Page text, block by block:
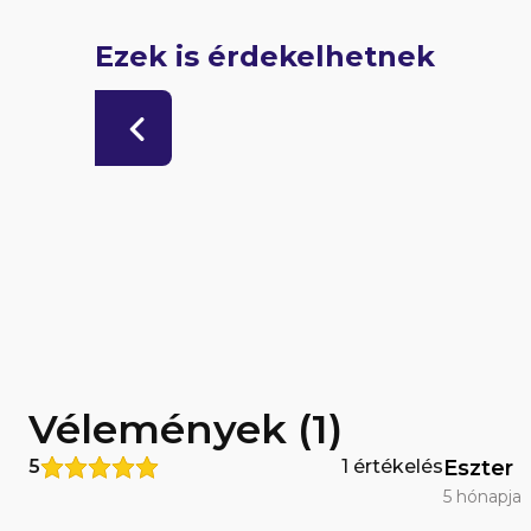
Ezek is érdekelhetnek
Vélemények (1)
5 1 értékelésEszter
5 hónapja